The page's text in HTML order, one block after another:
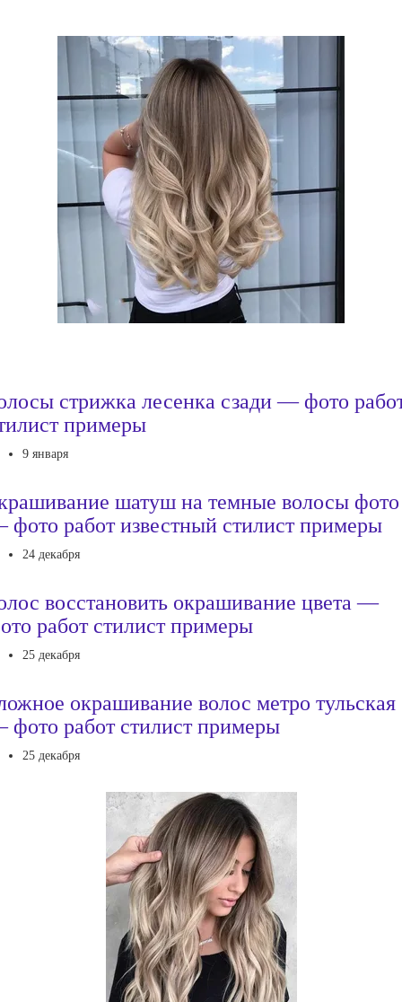
стрижка лесенка сзади — фото
примеры
9 января
шатуш на темные волосы фото
работ известный стилист примеры
24 декабря
восстановить окрашивание цвета —
работ стилист примеры
25 декабря
окрашивание волос метро тульская
работ стилист примеры
25 декабря